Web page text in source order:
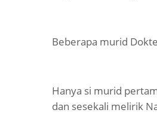
Beberapa murid
Hanya si murid
dan sesekali melirik